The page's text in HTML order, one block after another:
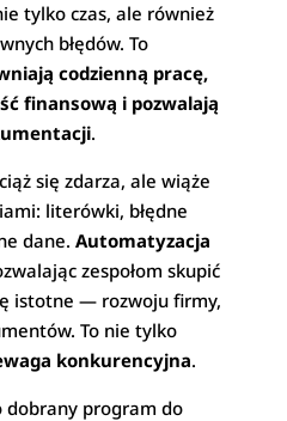
tylko czas, ale również
błędów. To
codzienną pracę,
finansową i pozwalają
.
się zdarza, ale wiąże
literówki, błędne
dane.Automatyzacja
zespołom skupić
istotne — rozwoju firmy,
To nie tylko
konkurencyjna.
dobrany program do